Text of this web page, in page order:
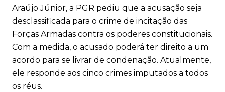
Araújo Júnior, a PGR pediu que a acusação seja
desclassificada para o crime de incitação das
Forças Armadas contra os poderes constitucionais.
Com a medida, o acusado poderá ter direito a um
acordo para se livrar de condenação. Atualmente,
ele responde aos cinco crimes imputados a todos
os réus.